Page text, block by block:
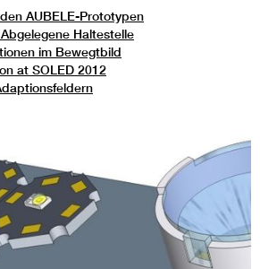
AUBELE-Prototypen
Haltestelle
im Bewegtbild
at SOLED 2012